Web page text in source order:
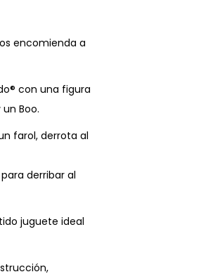
encomienda a
con una figura
Boo.
farol, derrota al
derribar al
juguete ideal